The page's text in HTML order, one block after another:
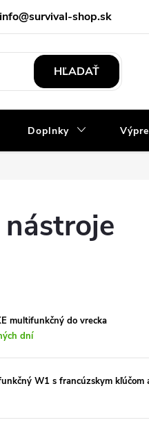
info@survival-shop.sk
Obchodné podmienky
HĽADAŤ
Doplnky
multifunkčný do vrecka
dní
W1 s francúzskym kľúčom